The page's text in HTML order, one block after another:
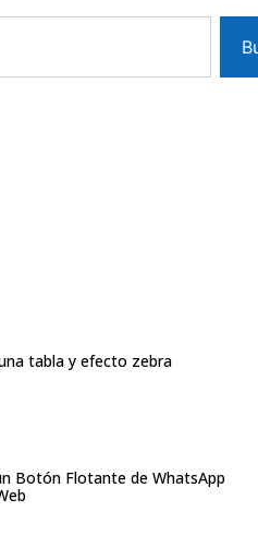
tabla y efecto zebra
Botón Flotante de WhatsApp